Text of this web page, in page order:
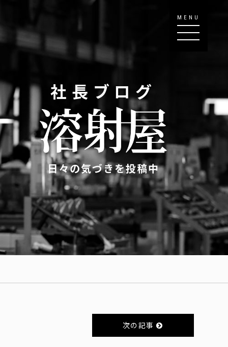
MENU
社長ブログ
日々の気づきを投稿中
次の記事